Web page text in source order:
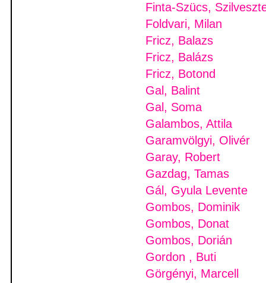
Finta-Szücs,
Foldvari, Milan
Fricz, Balazs
Fricz, Balázs
Fricz, Botond
Gal, Balint
Gal, Soma
Galambos, Attila
Garamvölgyi, Olivér
Garay, Robert
Gazdag, Tamas
Gál, Gyula Levente
Gombos, Dominik
Gombos, Donat
Gombos, Dorián
Gordon , Buti
Görgényi, Marcell